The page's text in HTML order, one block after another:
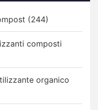
(244)
composti
organico